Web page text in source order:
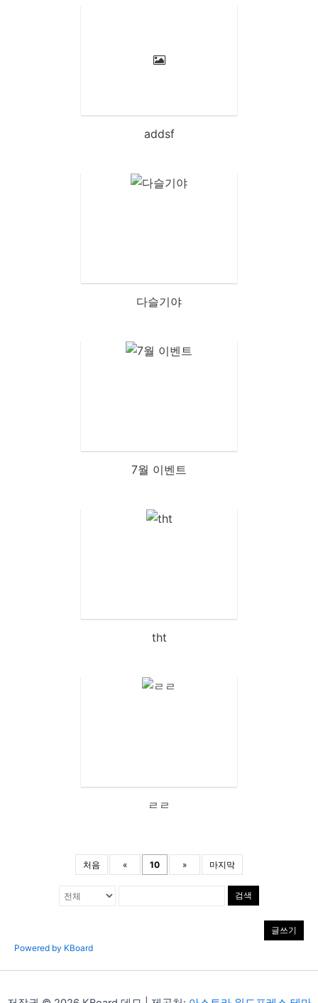
addsf
다슬기야
7월 이벤트
tht
ㄹㄹ
처음 « 10 » 마지막
검색
글쓰기
Powered by KBoard